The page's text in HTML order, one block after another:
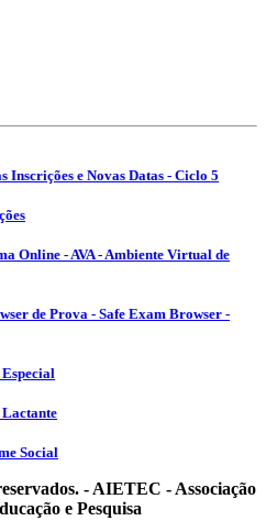
e Novas Datas - Ciclo 5
Online - AVA - Ambiente Virtual de
de Prova - Safe Exam Browser -
Social
- AIETEC - Associação
e Pesquisa